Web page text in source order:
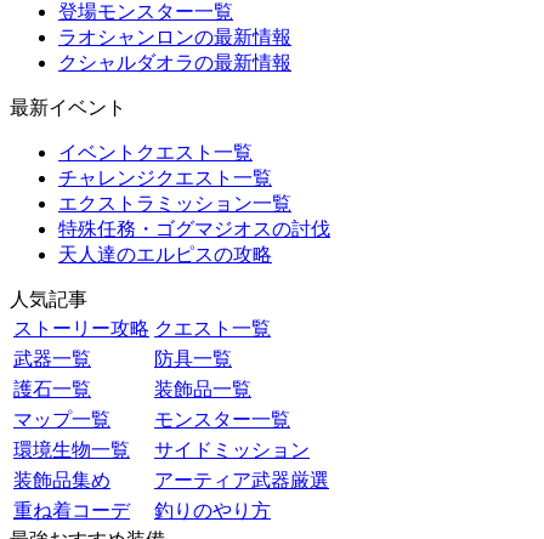
登場モンスター一覧
ラオシャンロンの最新情報
クシャルダオラの最新情報
最新イベント
イベントクエスト一覧
チャレンジクエスト一覧
エクストラミッション一覧
特殊任務・ゴグマジオスの討伐
天人達のエルピスの攻略
人気記事
ストーリー攻略 クエスト一覧
武器一覧
防具一覧
護石一覧
装飾品一覧
マップ一覧
モンスター一覧
環境生物一覧
サイドミッション
装飾品集め
アーティア武器厳選
重ね着コーデ
釣りのやり方